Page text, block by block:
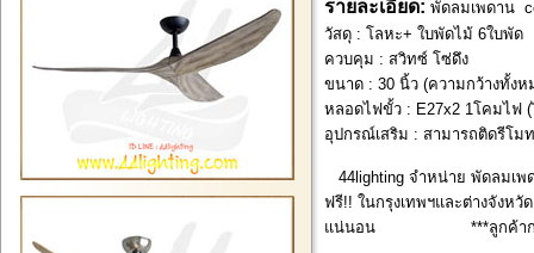
รายละเอียด: พัดลมเพดาน
วัสดุ : โลหะ+ ใบพัดไม้ 6ใบพัด
ควบคุม : สวิทซ์ โซ่ดึง
ขนาด : 30 นิ้ว (ความกว้างทั้งห
หลอดไฟขั้ว : E27x2 1โคมไฟ
อุปกรณ์เสริม : สามารถติดรีโม
44lighting จำหน่าย พัดลมเพ
ฟรี!! ในกรุงเทพฯและต่างจังห
แน่นอน ***ลูกค้ากรุงเท